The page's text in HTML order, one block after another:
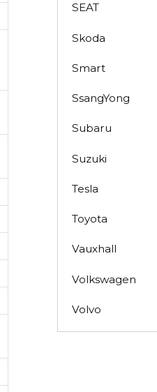
SEAT
Skoda
Smart
SsangYong
Subaru
Suzuki
Tesla
Toyota
Vauxhall
Volkswagen
Volvo